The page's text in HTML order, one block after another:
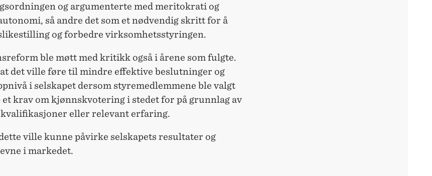
og argumenterte med meritokrati og
så andre det som et nødvendig skritt for å
og forbedre virksomhetsstyringen.
ble møtt med kritikk også i årene som fulgte.
det ville føre til mindre effektive beslutninger og
i selskapet dersom styremedlemmene ble valgt
krav om kjønnskvotering i stedet for på grunnlag av
kvalifikasjoner eller relevant erfaring.
ville kunne påvirke selskapets resultater og
i markedet.